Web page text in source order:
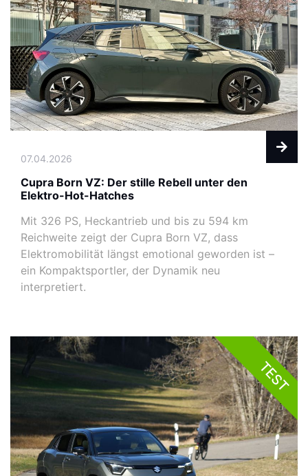
07.04.2026
Cupra Born VZ: Der stille Rebell unter den
Elektro-Hot-Hatches
Mit 326 PS, Heckantrieb und bis zu 594 km
Reichweite zeigt der Cupra Born VZ, dass
Elektromobilität längst emotional geworden ist –
ein Kompaktsportler, der Dynamik neu
interpretiert.
TEST